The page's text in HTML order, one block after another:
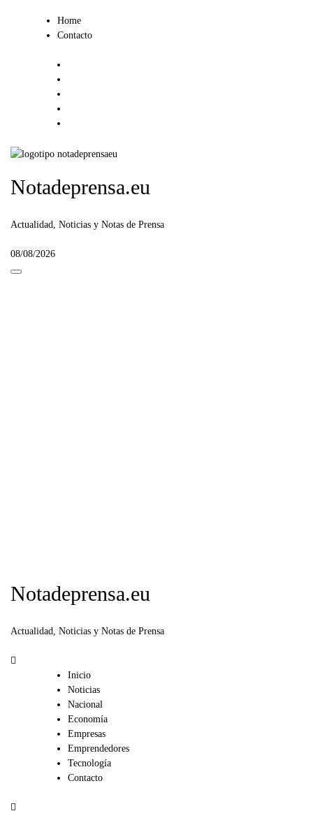
Home
Contacto
Notadeprensa.eu
Actualidad, Noticias y Notas de Prensa
08/08/2026
Notadeprensa.eu
Actualidad, Noticias y Notas de Prensa
Inicio
Noticias
Nacional
Economía
Empresas
Emprendedores
Tecnología
Contacto